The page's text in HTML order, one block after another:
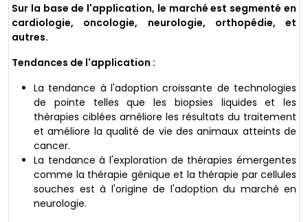
Sur la base de l'application, le marché est segmenté en
cardiologie, oncologie, neurologie, orthopédie, et
autres.
Tendances de l'application :
La tendance à l'adoption croissante de technologies
de pointe telles que les biopsies liquides et les
thérapies ciblées améliore les résultats du traitement
et améliore la qualité de vie des animaux atteints de
cancer.
La tendance à l'exploration de thérapies émergentes
comme la thérapie génique et la thérapie par cellules
souches est à l'origine de l'adoption du marché en
neurologie.